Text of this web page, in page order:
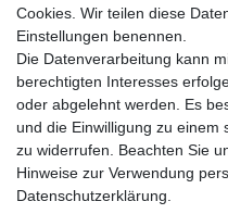
Versandkosten
Versandarten
Auslandsversand,
Insellieferung
Cookies. Wir teilen diese
Einstellungen benennen.
Die Datenverarbeitung kann
berechtigten Interesses
oder abgelehnt werden. Es
und die Einwilligung zu
zu widerrufen. Beachten Sie
Hinweise zur Verwendung
Daten­schutz­erklärung